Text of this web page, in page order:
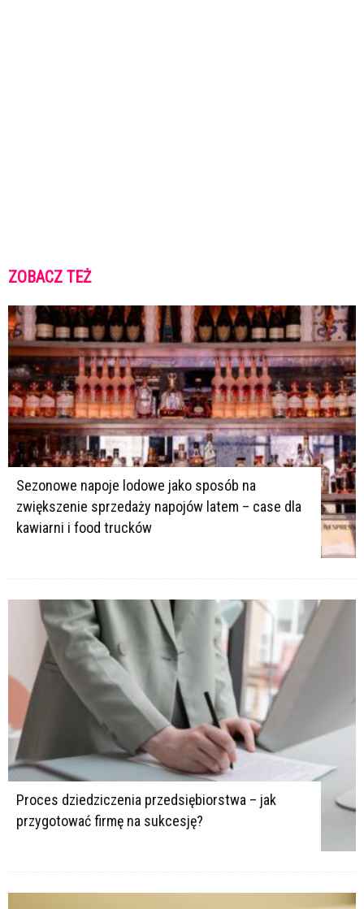
ZOBACZ TEŻ
Sezonowe napoje lodowe jako sposób na
zwiększenie sprzedaży napojów latem – case dla
kawiarni i food trucków
Proces dziedziczenia przedsiębiorstwa – jak
przygotować firmę na sukcesję?